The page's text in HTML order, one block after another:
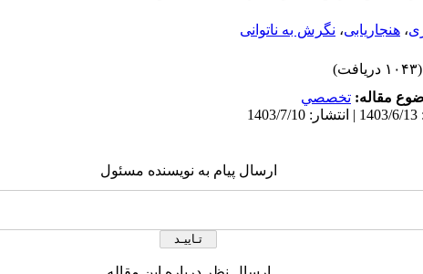
، هنجاریابی، نگرش به ناتوانی
(۱۰۴۳ دریافت)
مقاله: تخصصي
ارسال پیام به نویسنده مسئول